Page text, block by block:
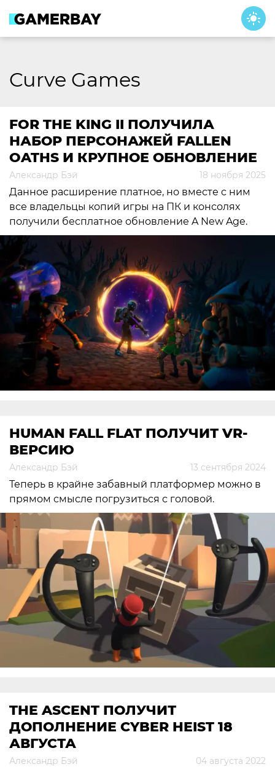
content
Curve Games
FOR THE KING II ПОЛУЧИЛА
НАБОР ПЕРСОНАЖЕЙ FALLEN
OATHS И КРУПНОЕ ОБНОВЛЕНИЕ
Александр Бэй 18 ноября 2025
Данное расширение платное, но вместе с ним
все владельцы копий игры на ПК и консолях
получили бесплатное обновление A New Age.
HUMAN FALL FLAT ПОЛУЧИТ VR-
ВЕРСИЮ
Александр Бэй 13 сентября 2024
Теперь в крайне забавный платформер можно в
прямом смысле погрузиться с головой.
THE ASCENT ПОЛУЧИТ
ДОПОЛНЕНИЕ CYBER HEIST 18
АВГУСТА
Александр Бэй 04 августа 2022